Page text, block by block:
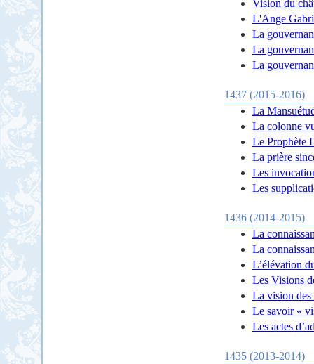
Vision du
L'Ange
La
La
La
1437 (2015-2016)
La
La colonne
Le Prophète
La prière
Les
Les
1436 (2014-2015)
La
La
L’élévation
Les Visions
La vision des
Le savoir «
Les actes
1435 (2013-2014)